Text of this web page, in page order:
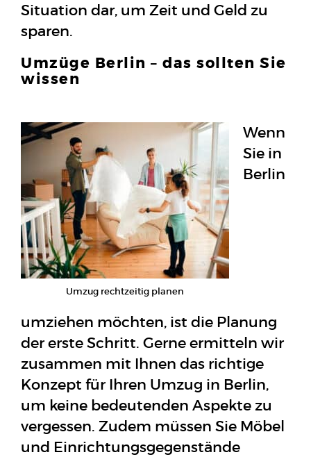
Situation dar, um Zeit und Geld zu
sparen.
Umzüge Berlin – das sollten Sie
wissen
Umzug rechtzeitig planen
Wenn
Sie in
Berlin
umziehen möchten, ist die Planung
der erste Schritt. Gerne ermitteln wir
zusammen mit Ihnen das richtige
Konzept für Ihren Umzug in Berlin,
um keine bedeutenden Aspekte zu
vergessen. Zudem müssen Sie Möbel
und Einrichtungsgegenstände